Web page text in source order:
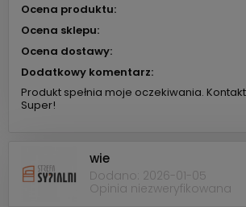
Ocena produktu:
Ocena sklepu:
Ocena dostawy:
Dodatkowy komentarz:
Produkt spełnia moje oczekiwania.
Super!
wie
Dodano: 2026-01-05
Opinia niezweryfikowana